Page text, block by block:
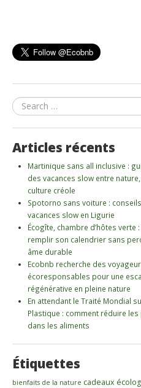
Search
Articles récents
Martinique sans all inclusive :
des vacances slow entre
culture créole
Spotorno sans voiture :
vacances slow en Ligurie
Écogîte, chambre d’hôtes verte
remplir son calendrier sans
âme durable
Ecobnb recherche des
écoresponsables pour une
régénérative en pleine nature
En attendant le Traité Mondial
Plastique : comment réduire
dans les aliments
Étiquettes
bienfaits de la nature cadeaux